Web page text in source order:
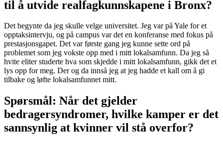
til å utvide realfagkunnskapene i Bronx?
Det begynte da jeg skulle velge universitet. Jeg var på Yale for et
opptaksintervju, og på campus var det en konferanse med fokus på
prestasjonsgapet. Det var første gang jeg kunne sette ord på
problemet som jeg vokste opp med i mitt lokalsamfunn. Da jeg så
hvite eliter studerte hva som skjedde i mitt lokalsamfunn, gikk det et
lys opp for meg. Der og da innså jeg at jeg hadde et kall om å gi
tilbake og løfte lokalsamfunnet mitt.
Spørsmål: Når det gjelder
bedragersyndromer, hvilke kamper er det
sannsynlig at kvinner vil stå overfor?